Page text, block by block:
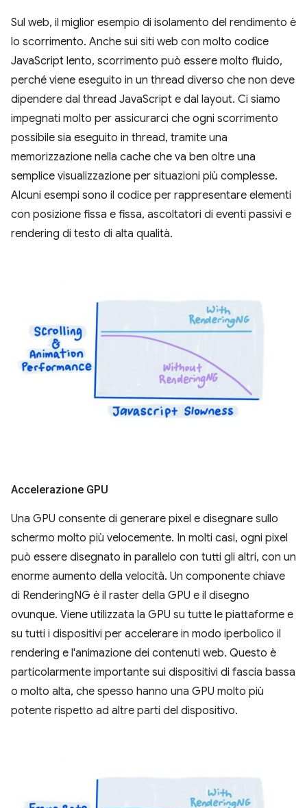
Sul web, il miglior esempio di isolamento del rendimento è
lo scorrimento. Anche sui siti web con molto codice
JavaScript lento, scorrimento può essere molto fluido,
perché viene eseguito in un thread diverso che non deve
dipendere dal thread JavaScript e dal layout. Ci siamo
impegnati molto per assicurarci che ogni scorrimento
possibile sia eseguito in thread, tramite una
memorizzazione nella cache che va ben oltre una
semplice visualizzazione per situazioni più complesse.
Alcuni esempi sono il codice per rappresentare elementi
con posizione fissa e fissa, ascoltatori di eventi passivi e
rendering di testo di alta qualità.
Accelerazione GPU
Una GPU consente di generare pixel e disegnare sullo
schermo molto più velocemente. In molti casi, ogni pixel
può essere disegnato in parallelo con tutti gli altri, con un
enorme aumento della velocità. Un componente chiave
di RenderingNG è il raster della GPU e il disegno
ovunque. Viene utilizzata la GPU su tutte le piattaforme e
su tutti i dispositivi per accelerare in modo iperbolico il
rendering e l'animazione dei contenuti web. Questo è
particolarmente importante sui dispositivi di fascia bassa
o molto alta, che spesso hanno una GPU molto più
potente rispetto ad altre parti del dispositivo.